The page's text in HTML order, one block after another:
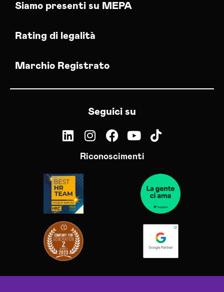
Siamo presenti su MEPA
Rating di legalità
Marchio Registrato
Seguici su
Riconoscimenti